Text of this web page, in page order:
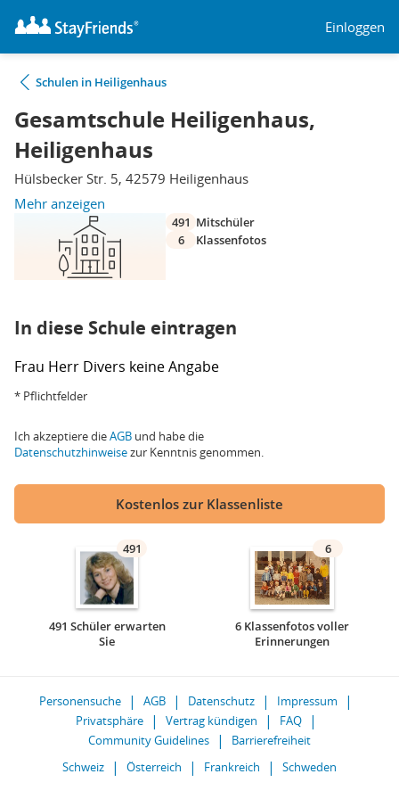
Einloggen
Schulen in Heiligenhaus
Gesamtschule Heiligenhaus,
Heiligenhaus
Hülsbecker Str. 5, 42579 Heiligenhaus
Mehr anzeigen
491 Mitschüler
6
Klassenfotos
In diese Schule eintragen
Frau Herr Divers keine Angabe
* Pflichtfelder
Ich akzeptiere dieAGB und habe die
Datenschutzhinweisezur Kenntnis genommen.
Kostenlos zur Klassenliste
491
491 Schüler erwarten
Sie
6
6 Klassenfotos voller
Erinnerungen
Personensuche AGB Datenschutz
Impressum
Privatsphäre
Vertrag kündigen
FAQ
Community Guidelines
Barrierefreiheit
Schweiz
Österreich Frankreich Schweden